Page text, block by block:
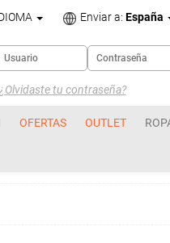
Enviar a: España
¿Olvidaste tu contraseña?
OFERTAS OUTLET